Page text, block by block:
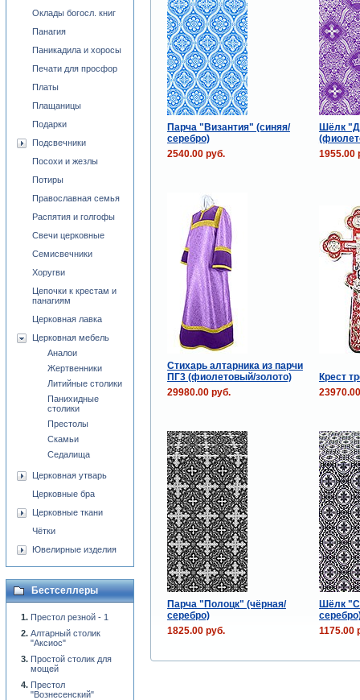
Парча "Византия" (синяя/
серебро)
Шёлк
2540.00 руб.
1955.00
Стихарь алтарника из парчи
ПГ3 (фиолетовый/золото)
Крест
29980.00 руб.
Парча "Полоцк" (чёрная/
серебро)
Шёлк
1825.00 руб.
1175.00
Оклады богосл. книг
Панагия
Паникадила и хоросы
Печати для просфор
Платы
Плащаницы
Подарки
Подсвечники
Посохи и жезлы
Потиры
Православная семья
Распятия и голгофы
Свечи церковные
Семисвечники
Хоругви
Цепочки к крестам и
панагиям
Церковная лавка
Церковная мебель
Аналои
Жертвенники
Литийные столики
Панихидные
столики
Престолы
Скамьи
Седалища
Церковная утварь
Церковные бра
Церковные ткани
Чётки
Ювелирные изделия
Бестселлеры
Престол резной - 1
Алтарный столик
"Аксиос"
Простой столик для
мощей
Престол
"Вознесенский"